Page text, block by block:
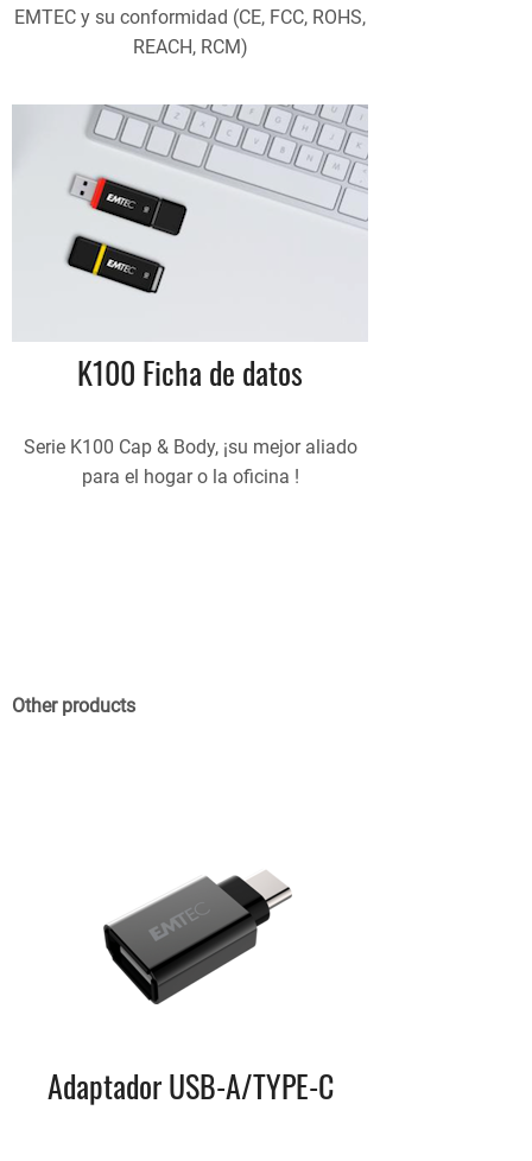
EMTEC y su conformidad (CE, FCC, ROHS,
REACH, RCM)
K100 Ficha de datos
Serie K100 Cap & Body, ¡su mejor aliado
para el hogar o la oficina !
Other products
Adaptador USB-A/TYPE-C